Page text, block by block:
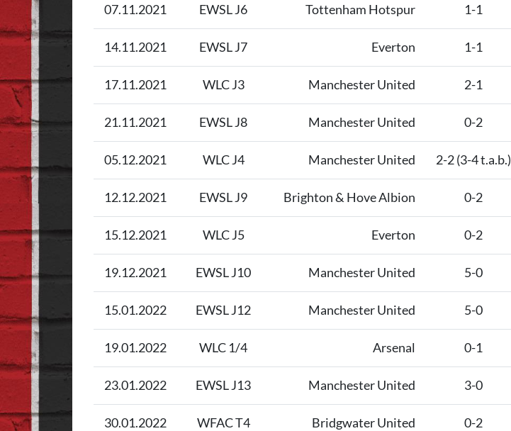
07.11.2021 EWSL J6 Tottenham Hotspur 1-1
14.11.2021 EWSL J7 Everton 1-1
17.11.2021 WLC J3 Manchester United 2-1
21.11.2021 EWSL J8 Manchester United 0-2
05.12.2021 WLC J4 Manchester United 2-2 (3-4 t.a.b.)
12.12.2021 EWSL J9 Brighton & Hove Albion 0-2
15.12.2021 WLC J5 Everton 0-2
19.12.2021 EWSL J10 Manchester United 5-0
15.01.2022 EWSL J12 Manchester United 5-0
19.01.2022 WLC 1/4 Arsenal 0-1
23.01.2022 EWSL J13 Manchester United 3-0
30.01.2022 WFAC T4 Bridgwater United 0-2